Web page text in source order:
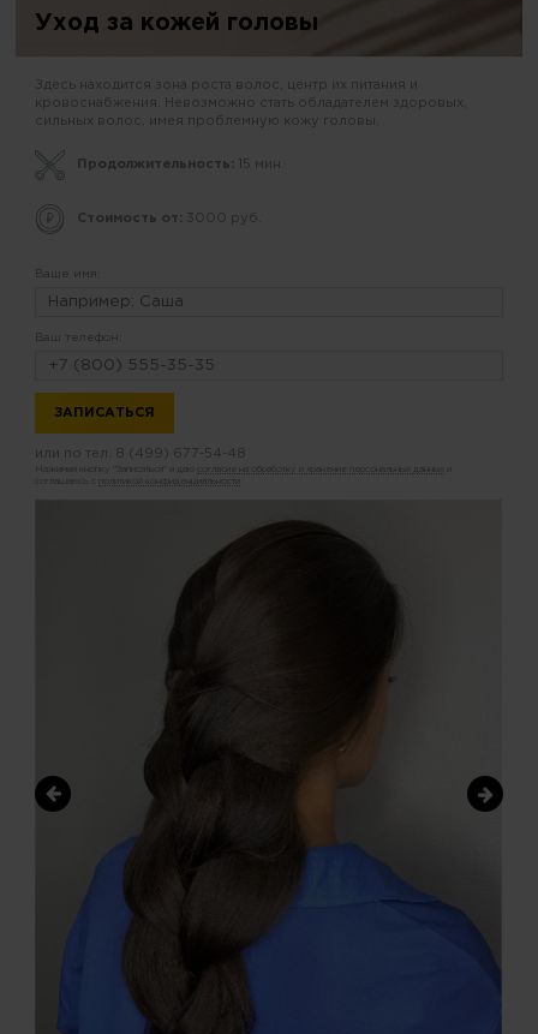
Уход за кожей головы
Здесь находится зона роста волос, центр их питания и
кровоснабжения. Невозможно стать обладателем здоровых,
сильных волос, имея проблемную кожу головы.
Продолжительность: 15 мин.
Стоимость от: 3000 руб.
Ваше имя:
Ваш телефон:
или по тел. 8 (499) 677-54-48
Нажимая кнопку "Записаться" я даю согласие на обработку и хранение персональных данных
политикой конфиденциальности